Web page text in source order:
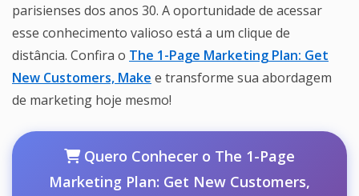
parisienses dos anos 30. A oportunidade de acessar
esse conhecimento valioso está a um clique de
distância. Confira o The 1-Page Marketing Plan: Get
New Customers, Make e transforme sua abordagem
de marketing hoje mesmo!
Quero Conhecer o The 1-Page
Marketing Plan: Get New Customers,